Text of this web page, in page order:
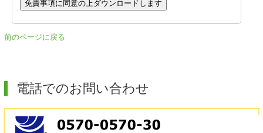
(1)本プログラムをコンピュータ・システムへインストールする場合を除
き、プログラムの一部または全部の無断転載、無断複写、電子媒体等へ
の変換、ネットワークを通じた伝送また方法の如何を問わず一切のプロ
ーしたものを第三者に譲渡あるいは使用させることはできません。
(1)本プログラムのダウンロード・導入はお客様の責任において行ってい
ただきます。
前のページに戻る
電話でのお問い合わせ